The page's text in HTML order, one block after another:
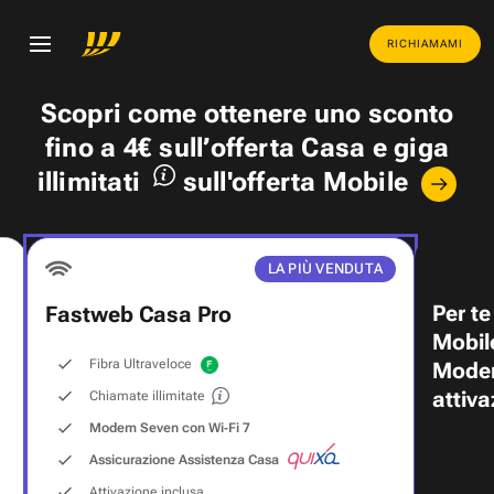
RICHIAMAMI
Scopri come ottenere uno sconto
fino a 4€ sull’offerta Casa egiga
illimitati
sull'offerta Mobile
LA PIÙ VENDUTA
Fastweb Casa Pro
Fibra Ultraveloce
Chiamate illimitate
Modem Seven con Wi‑Fi 7
Assicurazione Assistenza Casa
Per